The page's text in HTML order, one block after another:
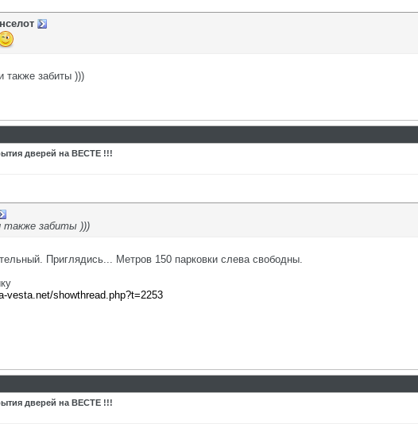
также забиты )))
дверей на ВЕСТЕ !!!
также забиты )))
Приглядись... Метров 150 парковки слева свободны.
vesta.net/showthread.php?t=2253
дверей на ВЕСТЕ !!!